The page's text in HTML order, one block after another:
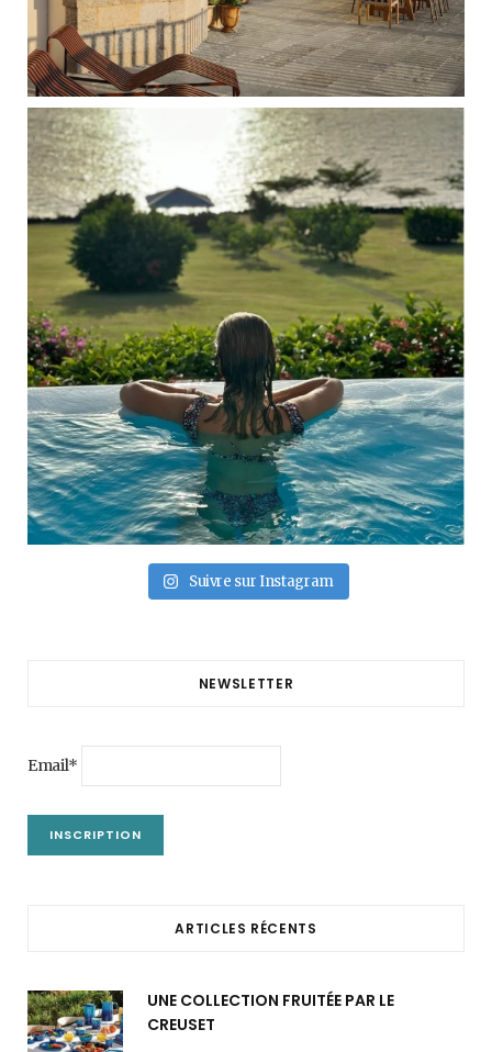
Suivre sur Instagram
NEWSLETTER
Email*
ARTICLES RÉCENTS
UNE COLLECTION FRUITÉE PAR LE
CREUSET